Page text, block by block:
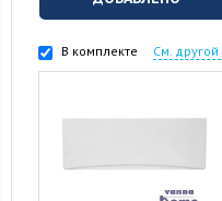
В комплекте См. другой